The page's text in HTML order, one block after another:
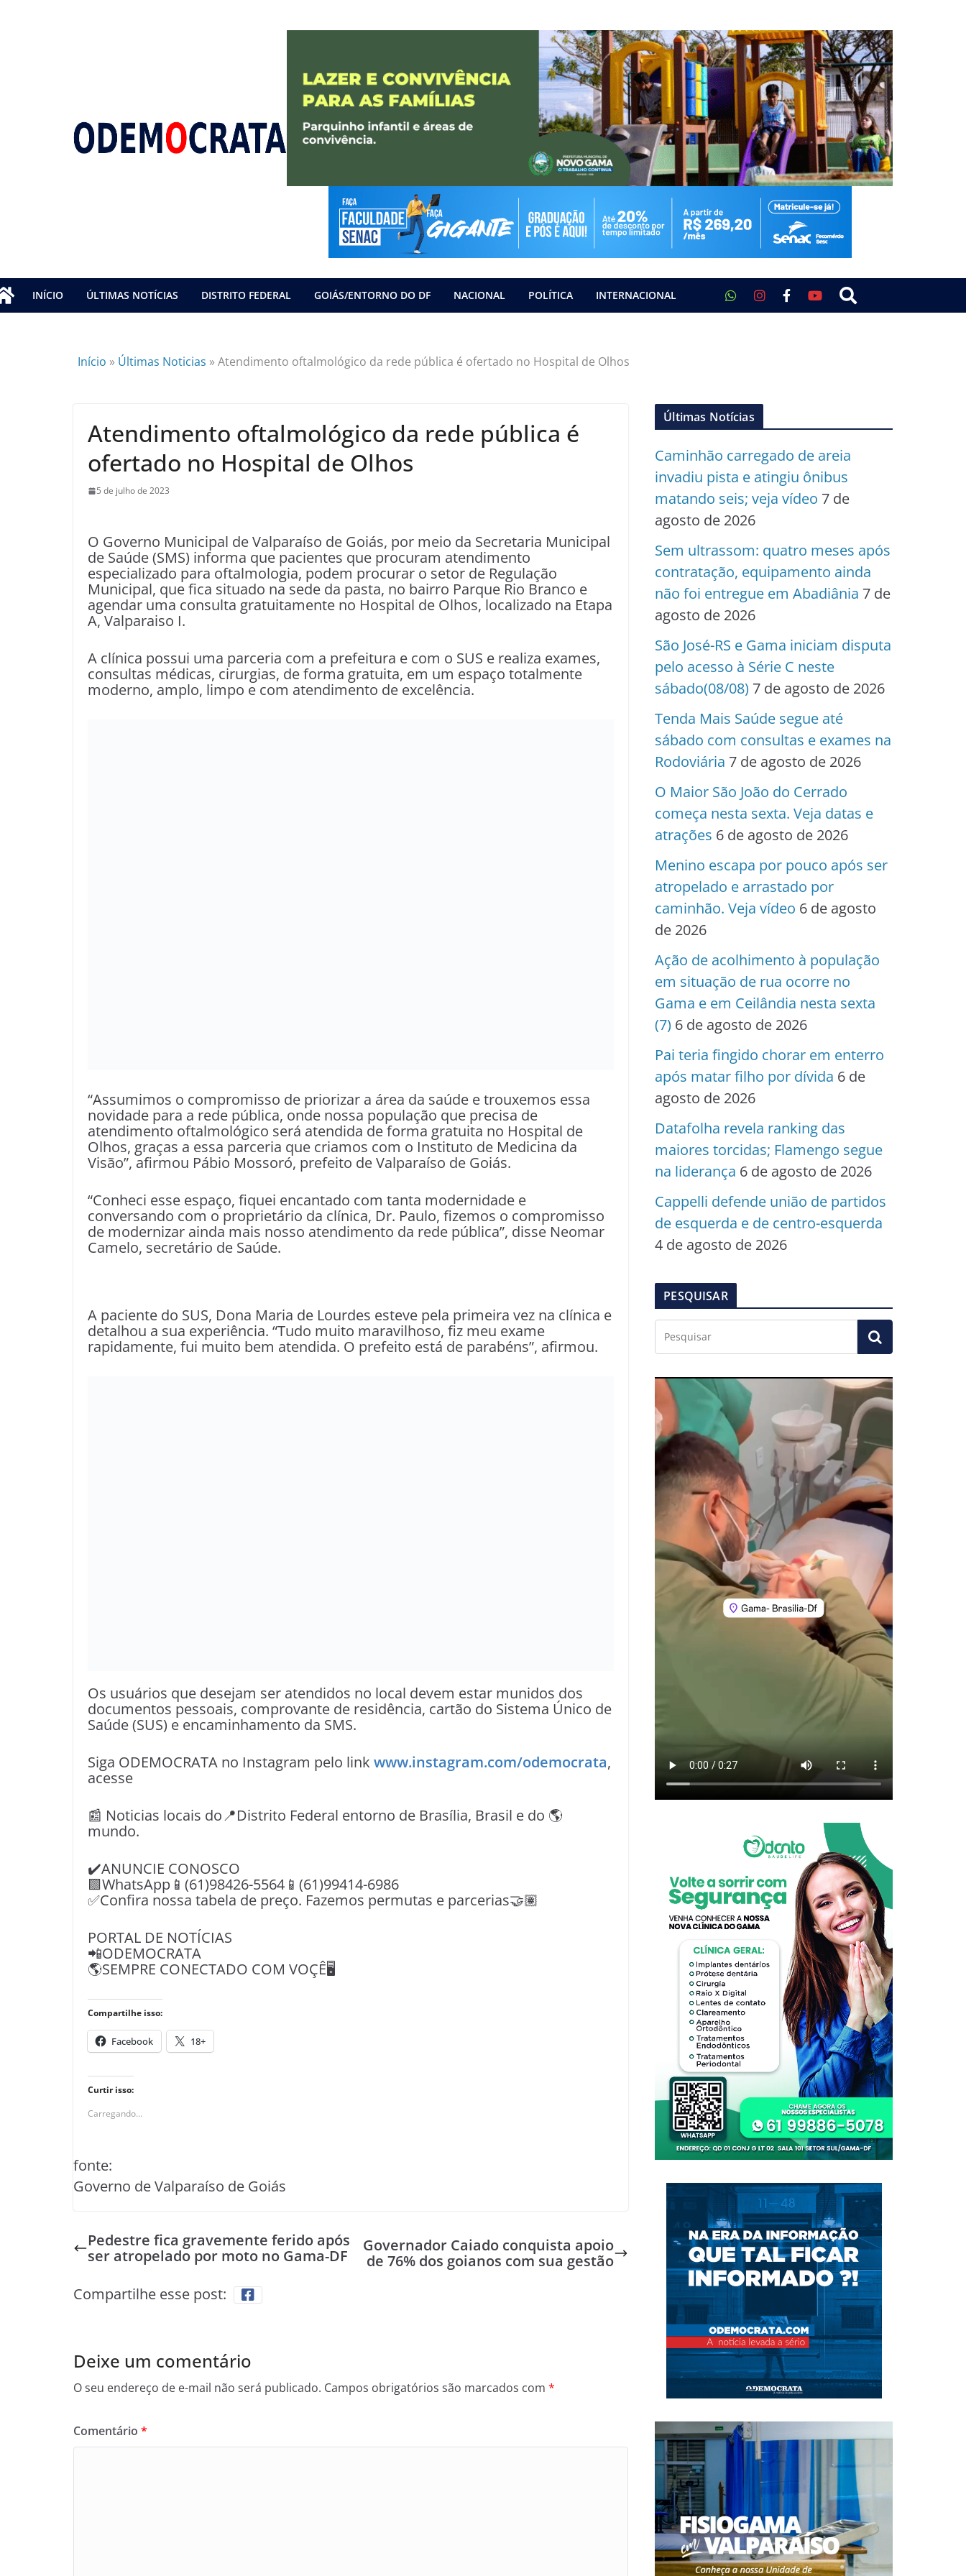
INÍCIO ÚLTIMAS NOTÍCIAS DISTRITO FEDERAL GOIÁS/ENTORNO DO DF NACIONAL POLÍTICA INTERNACIONAL
Início » Últimas Noticias »Atendimento oftalmológico da rede pública é ofertado no Hospital de Olhos
Atendimento oftalmológico da rede pública é
ofertado no Hospital de Olhos
5 de julho de 2023
O Governo Municipal de Valparaíso de Goiás, por meio da Secretaria Municipal
de Saúde (SMS) informa que pacientes que procuram atendimento
especializado para oftalmologia, podem procurar o setor de Regulação
Municipal, que fica situado na sede da pasta, no bairro Parque Rio Branco e
agendar uma consulta gratuitamente no Hospital de Olhos, localizado na Etapa
A, Valparaiso I.
A clínica possui uma parceria com a prefeitura e com o SUS e realiza exames,
consultas médicas, cirurgias, de forma gratuita, em um espaço totalmente
moderno, amplo, limpo e com atendimento de excelência.
“Assumimos o compromisso de priorizar a área da saúde e trouxemos essa
novidade para a rede pública, onde nossa população que precisa de
atendimento oftalmológico será atendida de forma gratuita no Hospital de
Olhos, graças a essa parceria que criamos com o Instituto de Medicina da
Visão”, afirmou Pábio Mossoró, prefeito de Valparaíso de Goiás.
“Conheci esse espaço, fiquei encantado com tanta modernidade e
conversando com o proprietário da clínica, Dr. Paulo, fizemos o compromisso
de modernizar ainda mais nosso atendimento da rede pública”, disse Neomar
Camelo, secretário de Saúde.
A paciente do SUS, Dona Maria de Lourdes esteve pela primeira vez na clínica e
detalhou a sua experiência. “Tudo muito maravilhoso, fiz meu exame
rapidamente, fui muito bem atendida. O prefeito está de parabéns”, afirmou.
Os usuários que desejam ser atendidos no local devem estar munidos dos
documentos pessoais, comprovante de residência, cartão do Sistema Único de
Saúde (SUS) e encaminhamento da SMS.
Siga ODEMOCRATA no Instagram pelo link www.instagram.com/odemocrata,
acesse
📰 Noticias locais do📍Distrito Federal entorno de Brasília, Brasil e do 🌎
mundo.
✔️ANUNCIE CONOSCO
🟩WhatsApp📱(61)98426-5564📱(61)99414-6986
✅Confira nossa tabela de preço. Fazemos permutas e parcerias🤝🏽
PORTAL DE NOTÍCIAS
📲ODEMOCRATA
🌎SEMPRE CONECTADO COM VOÇÊ🖥️
Compartilhe isso:
Facebook 18+
Curtir isso:
Carregando...
fonte:
Governo de Valparaíso de Goiás
Pedestre fica gravemente ferido após
ser atropelado por moto no Gama-DF
Governador Caiado conquista apoio
de 76% dos goianos com sua gestão
Compartilhe esse post:
Deixe um comentário
O seu endereço de e-mail não será publicado. Campos obrigatórios são marcados com *
Comentário *
Últimas Notícias
Caminhão carregado de areia
invadiu pista e atingiu ônibus
matando seis; veja vídeo 7 de
agosto de 2026
Sem ultrassom: quatro meses após
contratação, equipamento ainda
não foi entregue em Abadiânia 7 de
agosto de 2026
São José-RS e Gama iniciam disputa
pelo acesso à Série C neste
sábado(08/08) 7 de agosto de 2026
Tenda Mais Saúde segue até
sábado com consultas e exames na
Rodoviária 7 de agosto de 2026
O Maior São João do Cerrado
começa nesta sexta. Veja datas e
atrações 6 de agosto de 2026
Menino escapa por pouco após ser
atropelado e arrastado por
caminhão. Veja vídeo 6 de agosto
de 2026
Ação de acolhimento à população
em situação de rua ocorre no
Gama e em Ceilândia nesta sexta
(7) 6 de agosto de 2026
Pai teria fingido chorar em enterro
após matar filho por dívida 6 de
agosto de 2026
Datafolha revela ranking das
maiores torcidas; Flamengo segue
na liderança 6 de agosto de 2026
Cappelli defende união de partidos
de esquerda e de centro-esquerda
4 de agosto de 2026
PESQUISAR